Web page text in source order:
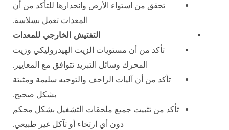
تحقق من استواء الأرض وانحدارها للتأكد من أن
المعدات تعمل بسلاسة.
التفتيش الخارجي للمعدات
تأكد من أن مستويات الزيت الهيدروليكي وزيت
المحرك وسائل التبريد تتوافق مع المعايير.
تأكد من أن آليات الزاحف والتوجيه سليمة ومثبتة
بشكل صحيح.
تأكد من تثبيت جميع ملحقات التشغيل بشكل محكم
دون أي ارتخاء أو تآكل غير طبيعي.